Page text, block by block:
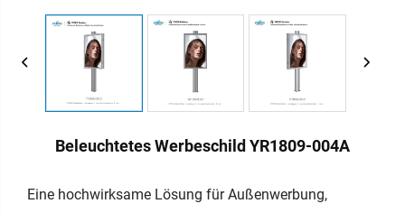
Beleuchtetes Werbeschild YR1809-004A
Eine hochwirksame Lösung für Außenwerbung,